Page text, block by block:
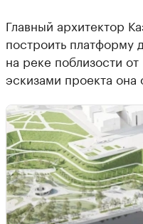
Главный архитектор
построить платформу
на реке поблизости
эскизами проекта она